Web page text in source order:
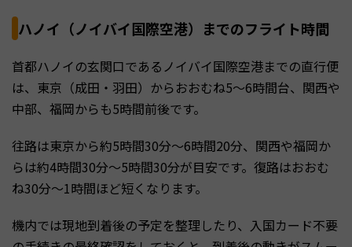
ハノイ（ノイバイ国際空港）までのフライト時間
首都ハノイの玄関口であるノイバイ国際空港までの直行便
は、東京（成田・羽田）からおおむね5〜6時間台、関西や
中部、福岡からも5時間前後です。
往路は東京から約5時間30分〜6時間20分、関西や福岡か
らは約4時間30分〜5時間30分が目安です。復路はおおむ
ね30分〜1時間ほど短くなります。
機内では現地到着後の予定を整理したり、入国カード不要